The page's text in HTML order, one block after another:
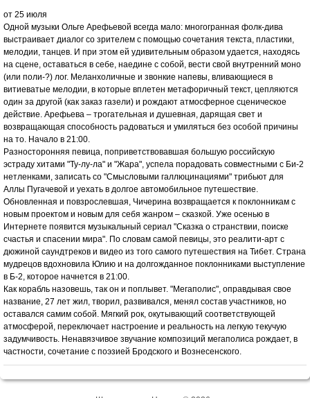
от 25 июля
Одной музыки Ольге Арефьевой всегда мало: многогранная фолк-дива
выстраивает диалог со зрителем с помощью сочетания текста, пластики,
мелодии, танцев. И при этом ей удивительным образом удается, находясь
на сцене, оставаться в себе, наедине с собой, вести свой внутренний моно
(или поли-?) лог. Меланхоличные и звонкие напевы, вливающиеся в
витиеватые мелодии, в которые вплетен метафоричный текст, цепляются
один за другой (как заказ газели) и рождают атмосферное сценическое
действие. Арефьева – трогательная и душевная, дарящая свет и
возвращающая способность радоваться и умиляться без особой причины
на то. Начало в 21:00.
Разносторонняя певица, поприветствовавшая большую российскую
эстраду хитами "Ту-лу-ла" и "Жара", успела порадовать совместными с Би-2
нетленками, записать со "Смысловыми галлюцинациями" трибьют для
Аллы Пугачевой и уехать в долгое автомобильное путешествие.
Обновленная и повзрослевшая, Чичерина возвращается к поклонникам с
новым проектом и новым для себя жанром – сказкой. Уже осенью в
Интернете появится музыкальный сериал "Сказка о странствии, поиске
счастья и спасении мира". По словам самой певицы, это реалити-арт с
дюжиной саундтреков и видео из того самого путешествия на Тибет. Страна
мудрецов вдохновила Юлию и на долгожданное поклонниками выступление
в Б-2, которое начнется в 21:00.
Как корабль назовешь, так он и поплывет. "Мегаполис", оправдывая свое
название, 27 лет жил, творил, развивался, менял состав участников, но
оставался самим собой. Мягкий рок, окутывающий соответствующей
атмосферой, переключает настроение и реальность на легкую текучую
задумчивость. Ненавязчивое звучание композиций мегаполиса рождает, в
частности, сочетание с поэзией Бродского и Вознесенского.